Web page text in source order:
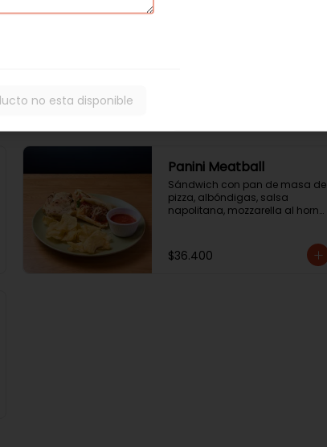
Panini Meatball
Sándwich con pan de masa de
pizza, albóndigas, salsa
napolitana, mozzarella al horno
chip.
$36.400
no esta disponible